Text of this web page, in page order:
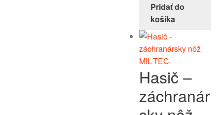
Pridať do
košíka
Hasič –
záchranár